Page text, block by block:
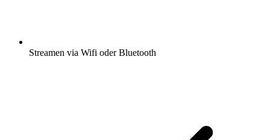
Streamen via Wifi oder Bluetooth